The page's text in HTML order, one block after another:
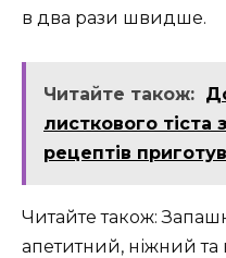
в два рази швидше.
Читайте також:
листкового тіста
рецептів
Читайте також:
апетитний, ніжний